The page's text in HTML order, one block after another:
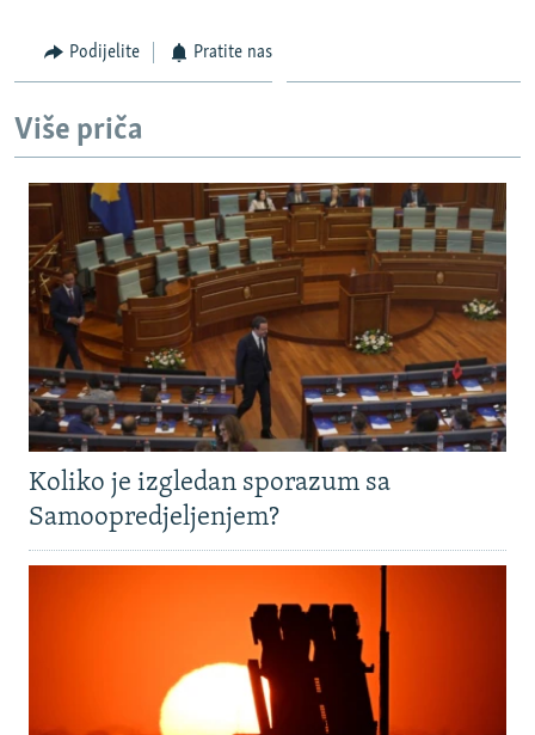
TV LIBERTY
MOJA EVROPA
SVE KARTE DEJTONA
NASTANAK I RASPAD JUGOSLAVIJE
Sve RFE/RL stranice
Podijelite Pratite nas
Više priča
Koliko je izgledan sporazum sa
Samoopredjeljenjem?